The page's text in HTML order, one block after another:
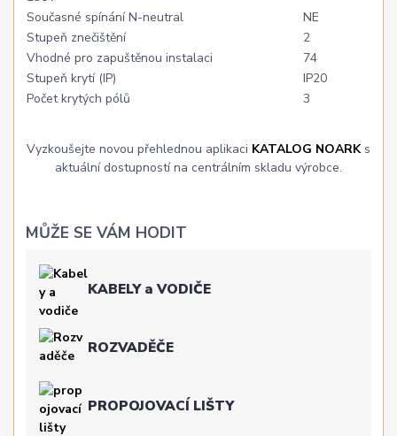
Současné spínání N-neutral
NE
Stupeň znečištění
2
Vhodné pro zapuštěnou instalaci
74
Stupeň krytí (IP)
IP20
Počet krytých pólů
3
Vyzkoušejte novou přehlednou aplikaci KATALOG NOARKs
aktuální dostupností na centrálním skladu výrobce.
MŮŽE SE VÁM HODIT
KABELY a VODIČE
ROZVADĚČE
PROPOJOVACÍ LIŠTY